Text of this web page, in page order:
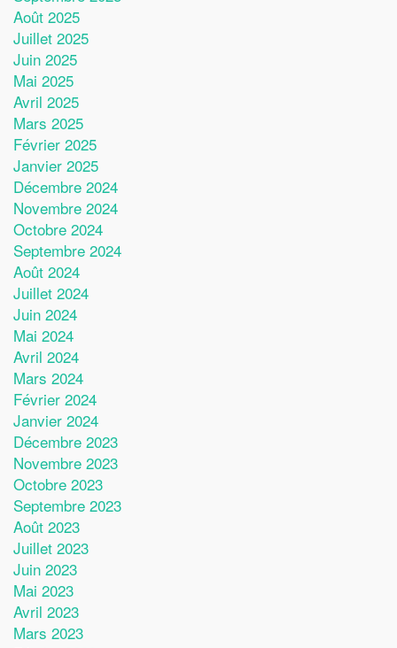
Août 2025
Juillet 2025
Juin 2025
Mai 2025
Avril 2025
Mars 2025
Février 2025
Janvier 2025
Décembre 2024
Novembre 2024
Octobre 2024
Septembre 2024
Août 2024
Juillet 2024
Juin 2024
Mai 2024
Avril 2024
Mars 2024
Février 2024
Janvier 2024
Décembre 2023
Novembre 2023
Octobre 2023
Septembre 2023
Août 2023
Juillet 2023
Juin 2023
Mai 2023
Avril 2023
Mars 2023